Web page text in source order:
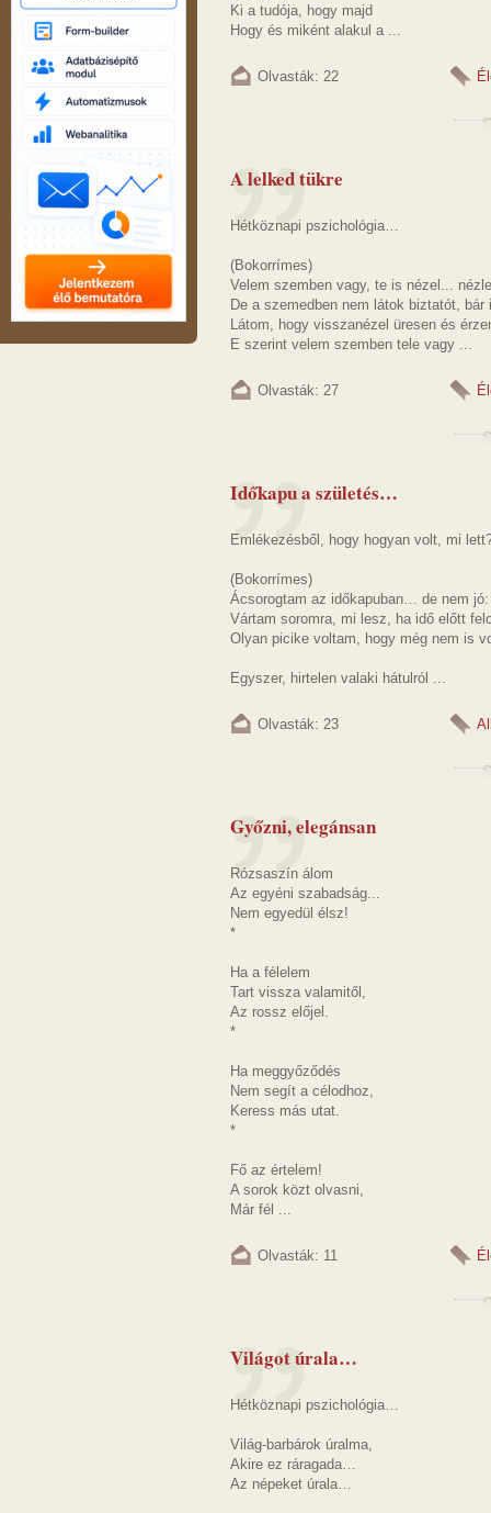
Ki a tudója, hogy majd
Hogy és miként alakul a ...
Olvasták: 22
A lelked tükre
Hétköznapi pszichológia…
(Bokorrímes)
Velem szemben vagy, te is nézel...
De a szemedben nem látok biztatót,
Látom, hogy visszanézel üresen és
E szerint velem szemben tele vagy ...
Olvasták: 27
Időkapu a születés…
Emlékezésből, hogy hogyan volt, mi
(Bokorrímes)
Ácsorogtam az időkapuban… de nem
Vártam soromra, mi lesz, ha idő előtt
Olyan picike voltam, hogy még nem is
Egyszer, hirtelen valaki hátulról ...
Olvasták: 23
Győzni, elegánsan
Rózsaszín álom
Az egyéni szabadság...
Nem egyedül élsz!
*
Ha a félelem
Tart vissza valamitől,
Az rossz előjel.
*
Ha meggyőződés
Nem segít a célodhoz,
Keress más utat.
*
Fő az értelem!
A sorok közt olvasni,
Már fél ...
Olvasták: 11
Világot úrala…
Hétköznapi pszichológia…
Világ-barbárok úralma,
Akire ez ráragada…
Az népeket úrala…